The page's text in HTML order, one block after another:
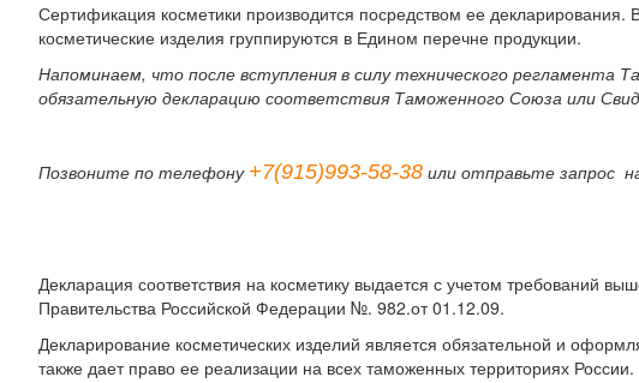
Сертификация косметики производится посредством ее
косметические изделия группируются в Едином перечне продукции.
Напоминаем, что после вступления в силу технического
обязательную декларацию соответствия Таможенного Союза или
Позвоните по телефону +7(915)993-58-38 или отправьте запрос
Декларация соответствия на косметику выдается с учетом требований
Правительства Российской Федерации №. 982.от 01.12.09.
Декларирование косметических изделий является обязательной и
также дает право ее реализации на всех таможенных территориях